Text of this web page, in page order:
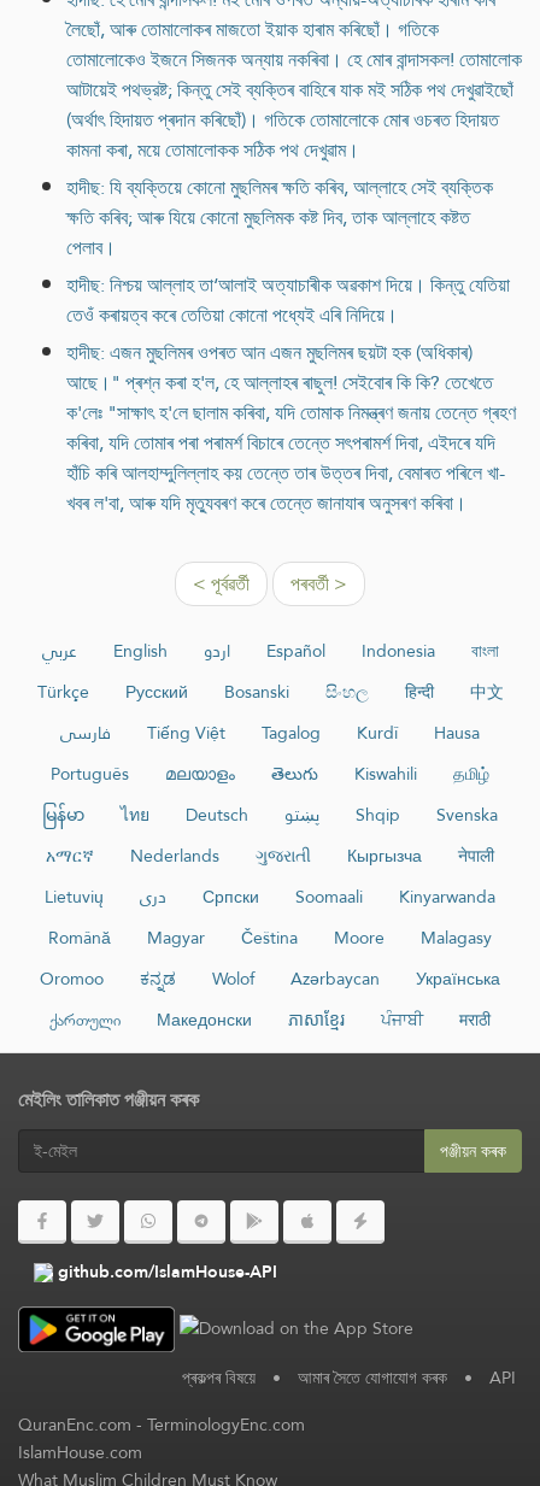
লৈছোঁ, আৰু তোমালোকৰ মাজতো ইয়াক হাৰাম কৰিছোঁ। গতিকে
তোমালোকেও ইজনে সিজনক অন্যায় নকৰিবা। হে মোৰ বান্দাসকল! তোমালোক
আটায়েই পথভ্রষ্ট; কিন্তু সেই ব্যক্তিৰ বাহিৰে যাক মই সঠিক পথ দেখুৱাইছোঁ
(অৰ্থাৎ হিদায়ত প্ৰদান কৰিছোঁ)। গতিকে তোমালোকে মোৰ ওচৰত হিদায়ত
কামনা কৰা, ময়ে তোমালোকক সঠিক পথ দেখুৱাম।
হাদীছ: যি ব্যক্তিয়ে কোনো মুছলিমৰ ক্ষতি কৰিব, আল্লাহে সেই ব্যক্তিক
ক্ষতি কৰিব; আৰু যিয়ে কোনো মুছলিমক কষ্ট দিব, তাক আল্লাহে কষ্টত
পেলাব।
হাদীছ: নিশ্চয় আল্লাহ তা‘আলাই অত্যাচাৰীক অৱকাশ দিয়ে। কিন্তু যেতিয়া
তেওঁ কৰায়ত্ব কৰে তেতিয়া কোনো পধ্যেই এৰি নিদিয়ে।
হাদীছ: এজন মুছলিমৰ ওপৰত আন এজন মুছলিমৰ ছয়টা হক (অধিকাৰ)
আছে।" প্ৰশ্ন কৰা হ'ল, হে আল্লাহৰ ৰাছুল! সেইবোৰ কি কি? তেখেতে
ক'লেঃ "সাক্ষাৎ হ'লে ছালাম কৰিবা, যদি তোমাক নিমন্ত্ৰণ জনায় তেন্তে গ্ৰহণ
কৰিবা, যদি তোমাৰ পৰা পৰামৰ্শ বিচাৰে তেন্তে সৎপৰামৰ্শ দিবা, এইদৰে যদি
হাঁচি কৰি আলহাম্দুলিল্লাহ কয় তেন্তে তাৰ উত্তৰ দিবা, বেমাৰত পৰিলে খা-
খবৰ ল'বা, আৰু যদি মৃত্যুবৰণ কৰে তেন্তে জানাযাৰ অনুসৰণ কৰিবা।
< পূৰ্বৱৰ্তী পৰবৰ্তী >
عربي English اردو Español Indonesia
বাংলা
Türkçe
Русский Bosanski සිංහල हिन्दी
中文
فارسی
Tiếng Việt Tagalog Kurdî
Hausa
Português
മലയാളം తెలుగు Kiswahili
தமிழ்
မြန်မာ
ไทย Deutsch پښتو Shqip
Svenska
አማርኛ
Nederlands ગુજરાતી Кыргызча
नेपाली
Lietuvių
دری Српски Soomaali
Kinyarwanda
Română
Magyar Čeština Moore
Malagasy
Oromoo
ಕನ್ನಡ Wolof Azərbaycan
Українська
ქართული
Македонски ភាសាខ្មែរ ਪੰਜਾਬੀ मराठी
মেইলিং তালিকাত পঞ্জীয়ন কৰক
পঞ্জীয়ন কৰক
github.com/IslamHouse-API
প্ৰকল্পৰ বিষয়ে • আমাৰ সৈতে যোগাযোগ কৰক • API
QuranEnc.com-TerminologyEnc.com
IslamHouse.com